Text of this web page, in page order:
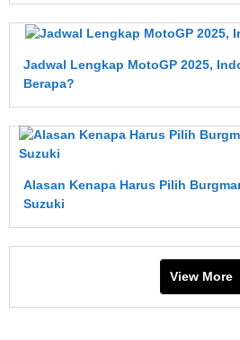
yang
Cepat
Aus?
Ini
Penjelasan
Lengkapnya
Jadwal Lengkap MotoGP 2025,
Berapa?
Alasan Kenapa Harus Pilih
Suzuki
View More